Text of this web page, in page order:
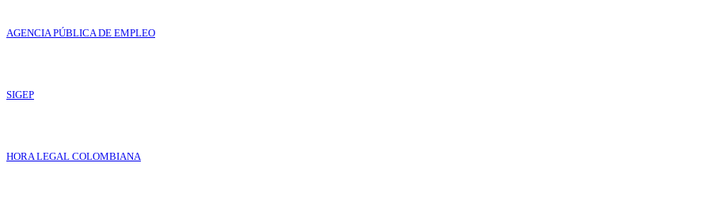
AGENCIA PÚBLICA DE EMPLEO
SIGEP
HORA LEGAL COLOMBIANA